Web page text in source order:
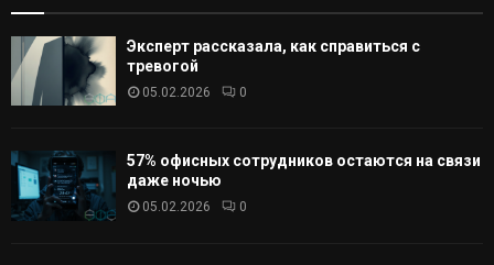
Эксперт рассказала, как справиться с
тревогой
05.02.2026 0
57% офисных сотрудников остаются на связи
даже ночью
05.02.2026 0